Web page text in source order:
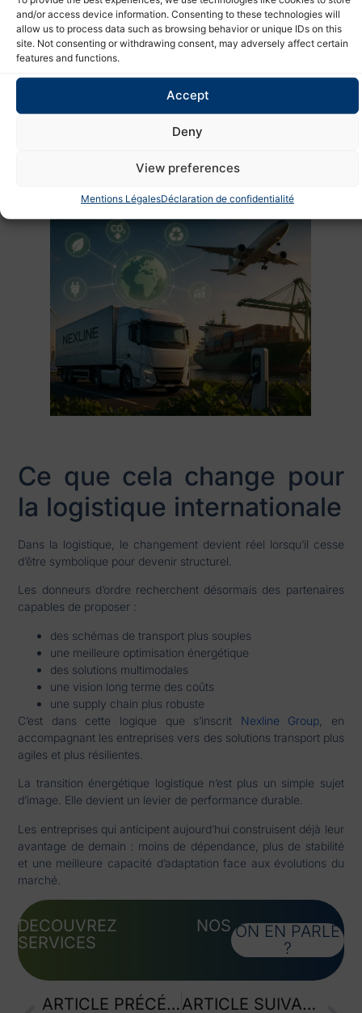
and/or access device information. Consenting to these technologies will
allow us to process data such as browsing behavior or unique IDs on this
site. Not consenting or withdrawing consent, may adversely affect certain
features and functions.
Accept
Deny
View preferences
Mentions LégalesDéclaration de confidentialité
Elles peuvent :
protéger leurs marges
réduire leur exposition financière
maintenir leur compétitivité
gagner en flexibilité stratégique
n’est plus uniquement un objectif environnemental. Elle devient
Ce que cela change pour
la logistique internationale
Dans la logistique, le changement devient réel lorsqu’il cesse
d’être symbolique pour devenir structurel.
Les donneurs d’ordre recherchent désormais des partenaires
capables de proposer :
des schémas de transport plus souples
une meilleure optimisation énergétique
des solutions multimodales
une vision long terme des coûts
une supply chain plus robuste
C’est dans cette logique que s’inscrit Nexline Group , en
accompagnant les entreprises vers des solutions transport plus
agiles et plus résilientes.
La transition énergétique logistique n’est plus un simple sujet
d’image. Elle devient un levier de performance durable.
Les entreprises qui anticipent aujourd’hui construisent déjà leur
avantage de demain : moins de dépendance, plus de stabilité
et une meilleure capacité d’adaptation face aux évolutions du
marché.
DECOUVREZ NOS
SERVICES
ON EN PARLE
?
ARTICLE PRÉCÉDENT ARTICLE SUIVANT